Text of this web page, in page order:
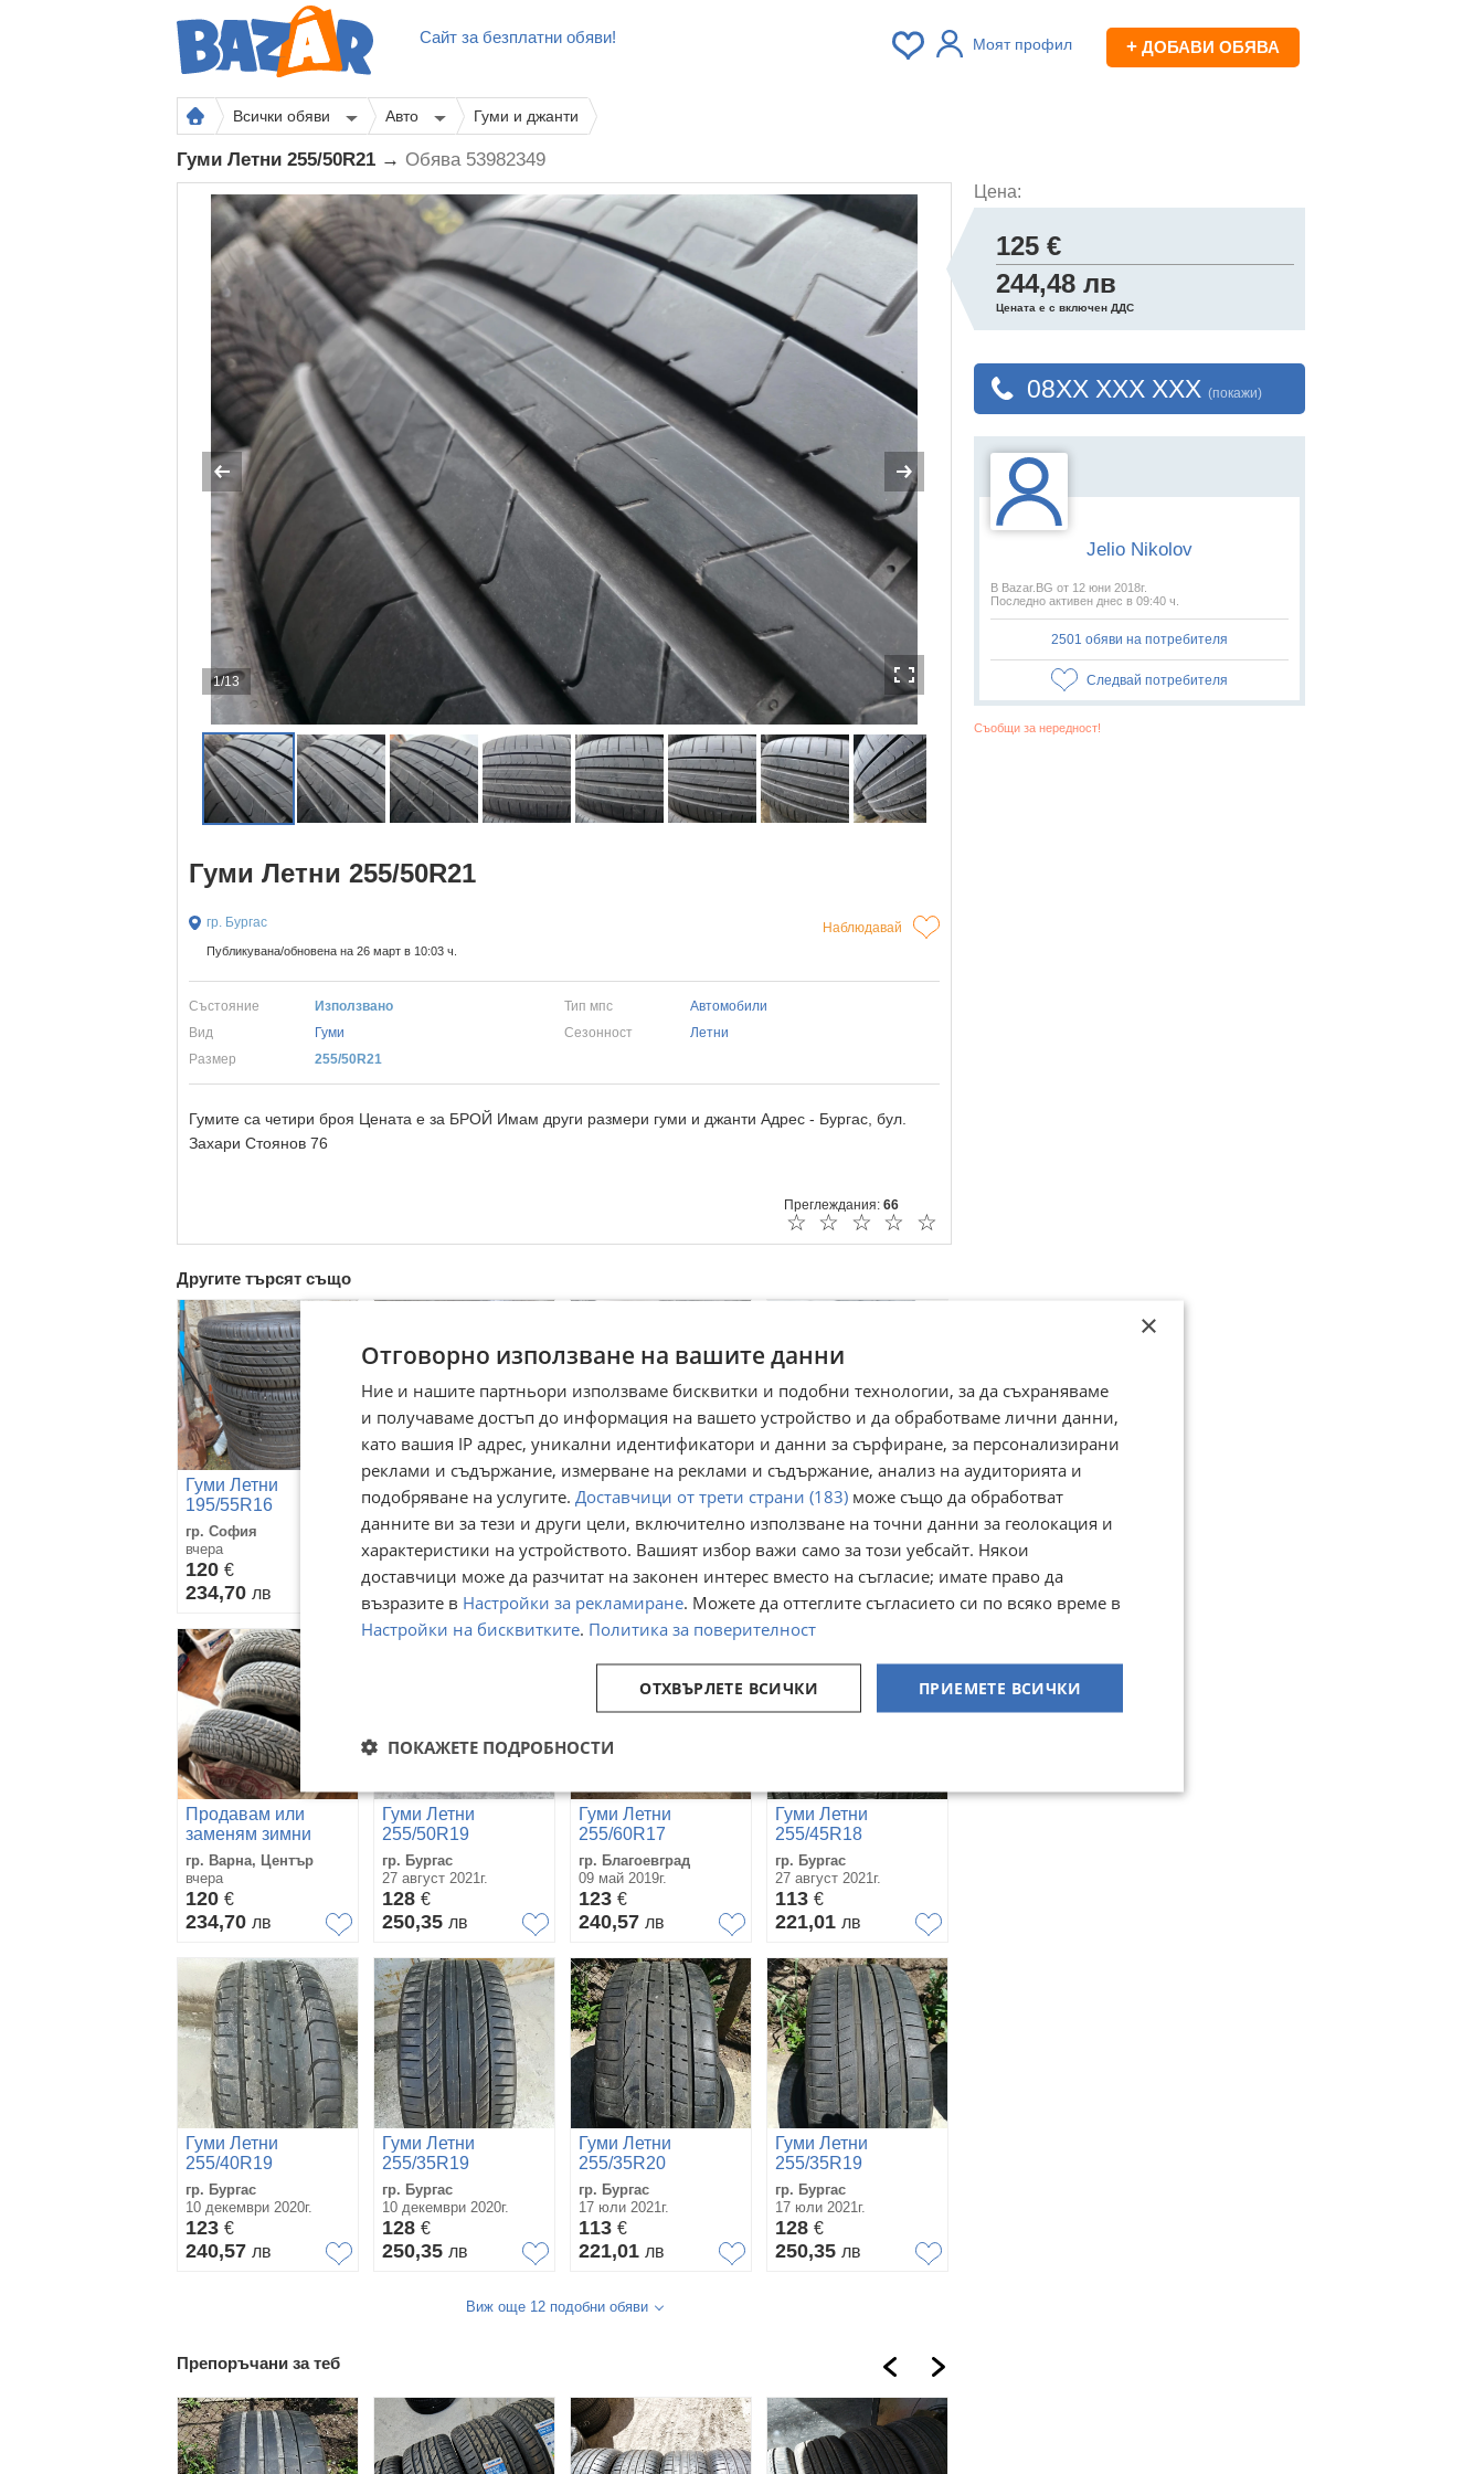
Сайт за безплатни обяви! Моят профил + ДОБАВИ ОБЯВА
Всички обяви Авто Гуми и джанти
Гуми Летни 255/50R21 → Обява 53982349
1/13
Гуми Летни 255/50R21
гр. Бургас Наблюдавай
Публикувана/обновена на 26 март в 10:03 ч.
Състояние Използвано Тип мпс
Автомобили
Вид
Гуми Сезонност
Летни
Размер
255/50R21
Гумите са четири броя Цената е за БРОЙ Имам други размери гуми и джанти Адрес - Бургас, бул.
Захари Стоянов 76
Преглеждания: 66
☆
☆
☆
☆
☆
Другите търсят също
Гуми Летни
195/55R16
гр. София
вчера
120 €
234,70 лв
Продавам или
заменям летни гуми
мишелин 195/65/15
гр. Варна, Център
вчера
120€
234,70 лв
Гуми
гр. София
05 август
128€
Нови гуми KAMA
7.50-20 (В-103) - за
трактор
гр. Плевен,
Индустриална зона -
Запад
04 август
127,82€
249,99
Продавам или
заменям зимни
гуми ,за изброените
видове птици или
други
гр. Варна, Център
вчера
120 €
234,70 лв
Гуми Летни
255/50R19
гр. Бургас
27 август 2021г.
128 €
250,35 лв
Гуми Летни
255/60R17
гр. Благоевград
09 май 2019г.
123 €
240,57 лв
Гуми Летни
255/45R18
гр. Бургас
27 август 2021г.
113 €
221,01 лв
Гуми Летни
255/40R19
гр. Бургас
10 декември 2020г.
123 €
240,57 лв
Гуми Летни
255/35R19
гр. Бургас
10 декември 2020г.
128 €
250,35 лв
Гуми Летни
255/35R20
гр. Бургас
17 юли 2021г.
113 €
221,01 лв
Гуми Летни
255/35R19
гр. Бургас
17 юли 2021г.
128 €
250,35 лв
Виж още 12 подобни обяви
Препоръчани за теб
Цена:
125 €
244,48 лв
Цената е с включен ДДС
08XX XXX XXX (покажи)
Jelio Nikolov
В Bazar.BG от 12 юни 2018г.
Последно активен днес в 09:40 ч.
2501 обяви на потребителя
Следвай потребителя
Съобщи за нередност!
×
Отговорно използване на вашите данни
Ние и нашите партньори използваме бисквитки и подобни технологии, за да съхраняваме
и получаваме достъп до информация на вашето устройство и да обработваме лични данни,
като вашия IP адрес, уникални идентификатори и данни за сърфиране, за персонализирани
реклами и съдържание, измерване на реклами и съдържание, анализ на аудиторията и
подобряване на услугите. Доставчици от трети страни (183) може също да обработват
данните ви за тези и други цели, включително използване на точни данни за геолокация и
характеристики на устройството. Вашият избор важи само за този уебсайт. Някои
доставчици може да разчитат на законен интерес вместо на съгласие; имате право да
възразите в Настройки за рекламиране. Можете да оттеглите съгласието си по всяко време в
Настройки на бисквитките. Политика за поверителност
ПРИЕМЕТЕ ВСИЧКИ
ОТХВЪРЛЕТЕ ВСИЧКИ
ПОКАЖЕТЕ ПОДРОБНОСТИ